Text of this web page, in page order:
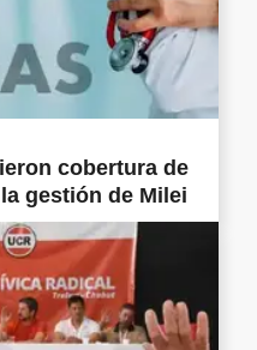
cobertura de
gestión de Milei